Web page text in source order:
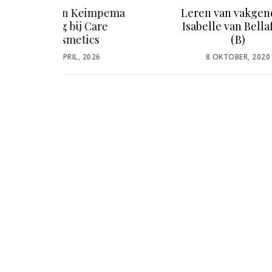
Leren van vakgenoten:
Isabelle van Bellafleur
7